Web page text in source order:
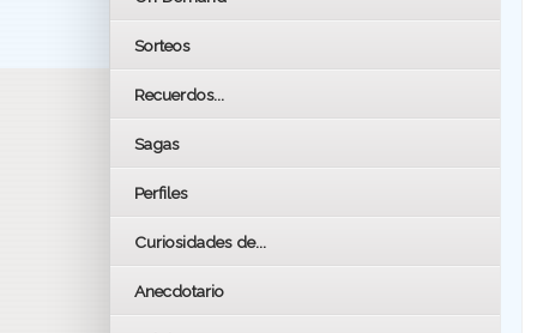
Sorteos
Recuerdos...
Sagas
Perfiles
Curiosidades de...
Anecdotario